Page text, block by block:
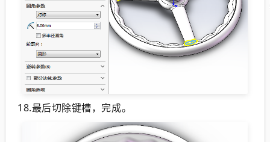
18.最后切除键槽，完成。